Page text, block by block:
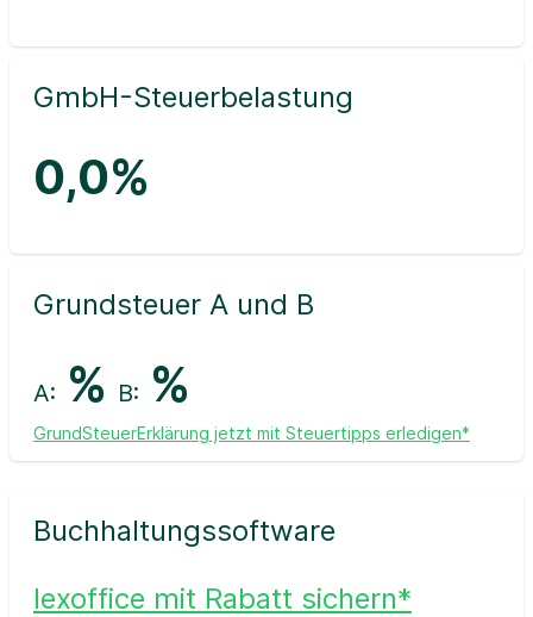
GmbH-Steuerbelastung
0,0%
Grundsteuer A und B
A: % B: %
GrundSteuerErklärung jetzt mit Steuertipps erledigen*
Buchhaltungssoftware
lexoffice mit Rabatt sichern*